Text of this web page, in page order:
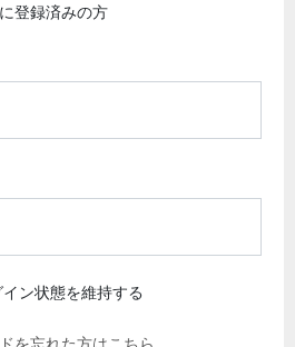
登録済みの方
イン状態を維持する